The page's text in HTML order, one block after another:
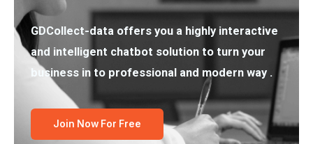
GDCollect-data offers you a highly interactive
and intelligent chatbot solution to turn your
business in to professional and modern way .
Join Now For Free